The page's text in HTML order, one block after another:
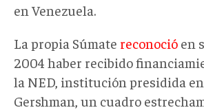
en Venezuela.
La propia Súmate reconoció en
2004 haber recibido
la NED, institución presidida
Gershman, un cuadro